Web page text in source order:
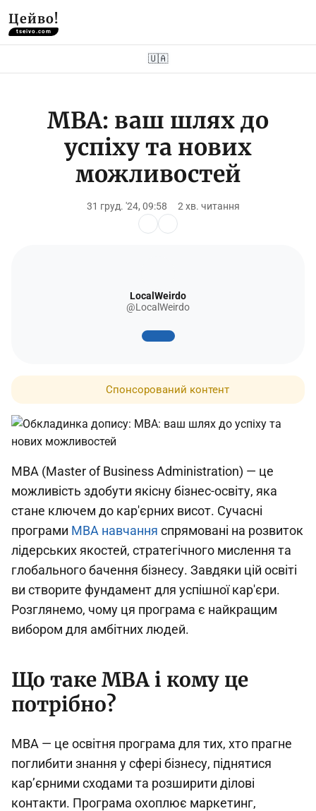
Цейво!
tseivo.com
🇺🇦
MBA: ваш шлях до
успіху та нових
можливостей
31 груд. '24, 09:58 2 хв. читання
LocalWeirdo
@LocalWeirdo
Спонсорований контент
MBA (Master of Business Administration) — це
можливість здобути якісну бізнес-освіту, яка
стане ключем до кар'єрних висот. Сучасні
програми MBA навчання спрямовані на розвиток
лідерських якостей, стратегічного мислення та
глобального бачення бізнесу. Завдяки цій освіті
ви створите фундамент для успішної кар'єри.
Розглянемо, чому ця програма є найкращим
вибором для амбітних людей.
Що таке MBA і кому це
потрібно?
MBA — це освітня програма для тих, хто прагне
поглибити знання у сфері бізнесу, піднятися
кар’єрними сходами та розширити ділові
контакти. Програма охоплює маркетинг,